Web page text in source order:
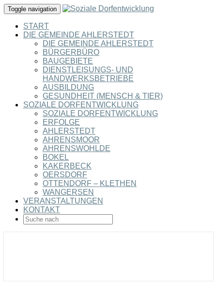
Toggle navigation
START
DIE GEMEINDE AHLERSTEDT
DIE GEMEINDE AHLERSTEDT
BÜRGERBÜRO
BAUGEBIETE
DIENSTLEISUNGS- UND
HANDWERKSBETRIEBE
AUSBILDUNG
GESUNDHEIT (MENSCH & TIER)
SOZIALE DORFENTWICKLUNG
SOZIALE DORFENTWICKLUNG
ERFOLGE
AHLERSTEDT
AHRENSMOOR
AHRENSWOHLDE
BOKEL
KAKERBECK
OERSDORF
OTTENDORF – KLETHEN
WANGERSEN
VERANSTALTUNGEN
KONTAKT
SEARCH
ICON